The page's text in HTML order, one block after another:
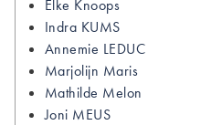
Elke Knoops
Indra KUMS
Annemie LEDUC
Marjolijn Maris
Mathilde Melon
Joni MEUS